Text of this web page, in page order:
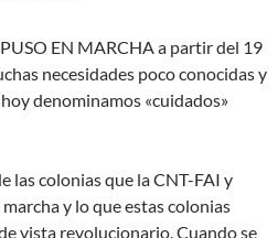
EN MARCHA a partir del 19
necesidades poco conocidas y
denominamos «cuidados»
las colonias que la CNT-FAI y
y lo que estas colonias
vista revolucionario. Cuando se